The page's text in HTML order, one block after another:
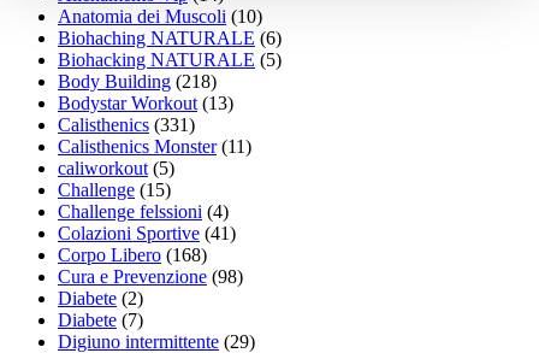
Anatomia dei Muscoli (10)
Biohaching NATURALE (6)
Biohacking NATURALE (5)
Body Building (218)
Bodystar Workout(13)
Calisthenics (331)
Calisthenics Monster(11)
caliworkout(5)
Challenge (15)
Challenge felssioni (4)
Colazioni Sportive (41)
Corpo Libero (168)
Cura e Prevenzione (98)
Diabete (2)
Diabete (7)
Digiuno intermittente (29)